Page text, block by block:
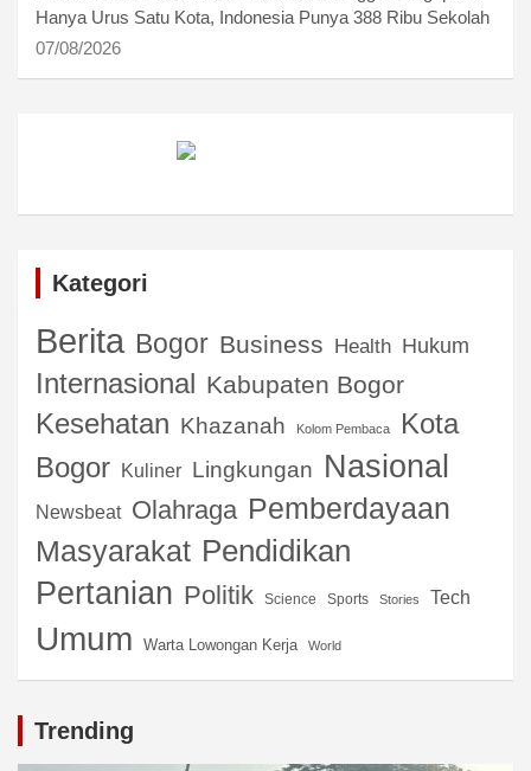
Hanya Urus Satu Kota, Indonesia Punya 388 Ribu Sekolah
07/08/2026
Kategori
Berita Bogor Business Health Hukum
Internasional Kabupaten Bogor
Kesehatan Khazanah Kolom Pembaca
Kota
Bogor
Kuliner Lingkungan Nasional
Newsbeat Olahraga Pemberdayaan
Masyarakat Pendidikan
Pertanian Politik Science Sports Stories Tech
Umum Warta Lowongan Kerja World
Trending